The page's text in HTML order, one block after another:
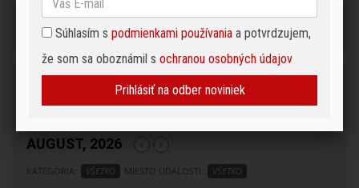
Podujatia
AUGUST, 2026
KATEGÓRIA: VŠETKO MIESTO UDALOSTI: VŠETKO
Súhlasím s podmienkami používania a potvrdzujem,
že som sa oboznámil s ochranou osobných údajov
Prihlásiť na odber noviniek